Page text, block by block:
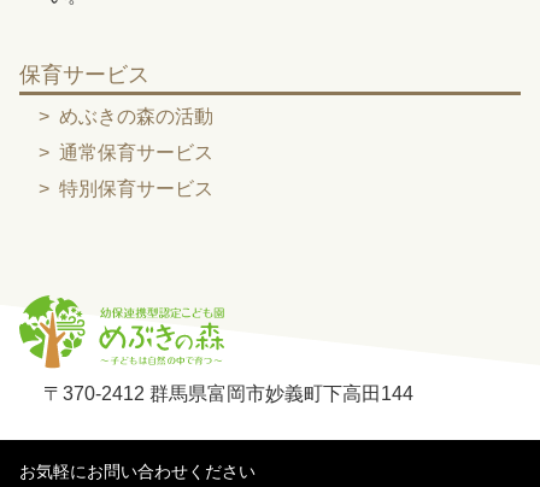
保育サービス
めぶきの森の活動
通常保育サービス
特別保育サービス
〒370-2412 群馬県富岡市妙義町下高田144
お気軽にお問い合わせください